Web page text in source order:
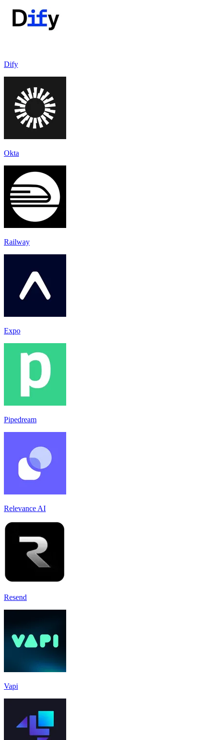
Dify
Okta
Railway
Expo
Pipedream
Relevance AI
Resend
Vapi